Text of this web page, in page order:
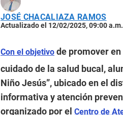
JOSÉ CHACALIAZA RAMOS
Actualizado el 12/02/2025, 09:00 a.m.
Con el objetivo de promover
cuidado de la salud bucal,
Niño Jesús”, ubicado en el
informativa y atención
organizado por el Centro de